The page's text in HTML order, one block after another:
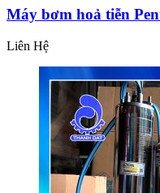
Máy bơm hoả tiễn
Liên Hệ